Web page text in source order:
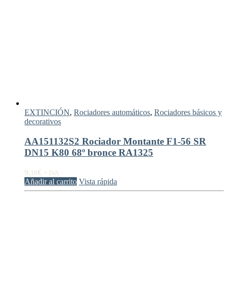
EXTINCIÓN, Rociadores automáticos, Rociadores básicos y
decorativos
AA151132S2 Rociador Montante F1-56 SR
DN15 K80 68º bronce RA1325
9, 18€ + IVA
Añadir al carrito Vista rápida